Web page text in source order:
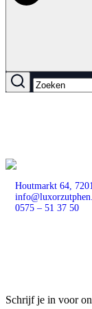
Houtmarkt 64,
0575 – 51 37 50
Schrijf je in voor